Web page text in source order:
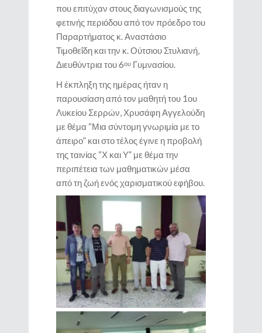
που επιτύχαν στους διαγωνισμούς της
φετινής περιόδου από τον πρόεδρο του
Παραρτήματος κ. Αναστάσιο
Τιμοθεΐδη και την κ. Ούτσιου Στυλιανή,
Διευθύντρια του 6ου Γυμνασίου.
Η έκπληξη της ημέρας ήταν η
παρουσίαση από τον μαθητή του 1ου
Λυκείου Σερρών, Χρυσάφη Αγγελούδη
με θέμα “Μια σύντομη γνωριμία με το
άπειρο” και στο τέλος έγινε η προβολή
της ταινίας “Χ και Υ” με θέμα την
περιπέτεια των μαθηματικών μέσα
από τη ζωή ενός χαρισματικού εφήβου.